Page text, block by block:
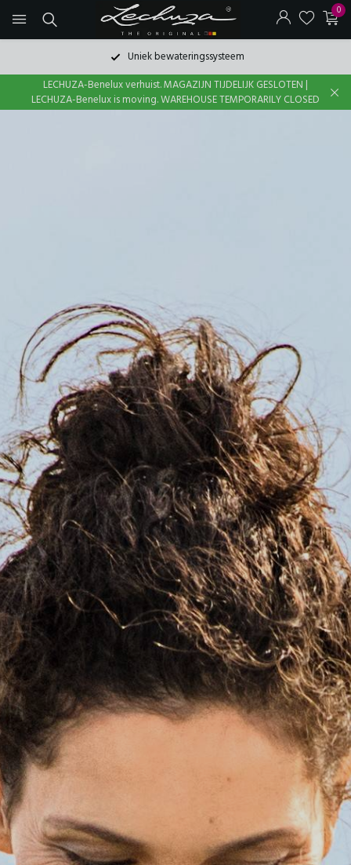
0
Snelle levering uit voorraad
LECHUZA-Benelux verhuist. MAGAZIJN TIJDELIJK GESLOTEN |
LECHUZA-Benelux is moving. WAREHOUSE TEMPORARILY CLOSED